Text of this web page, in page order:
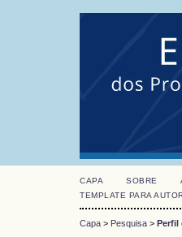
CAPA SOBRE
TEMPLATE PARA
Capa > Pesquisa > Perfil